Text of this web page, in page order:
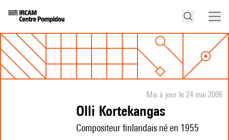
Mis à jour le 24 mai 2006
Olli Kortekangas
Compositeur finlandais né en 1955